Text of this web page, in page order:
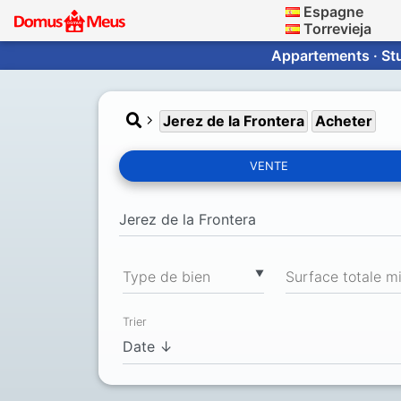
Espagne
Torrevieja
Appartements ·
Jerez de la Frontera Acheter
VENTE
▼
Type de bien
Trier